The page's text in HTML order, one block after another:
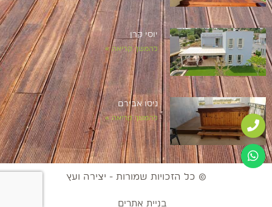
יוסי קרן
להמשך קריאה »
ניסו אבירם
להמשך קריאה »
© כל הזכויות שמורות - יצירה ועץ
בניית אתרים